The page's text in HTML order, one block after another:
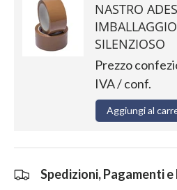
NASTRO
SILENZIOSO
Prezzo
IVA / conf.
Aggiungi al
Spedizioni, Pagamenti e